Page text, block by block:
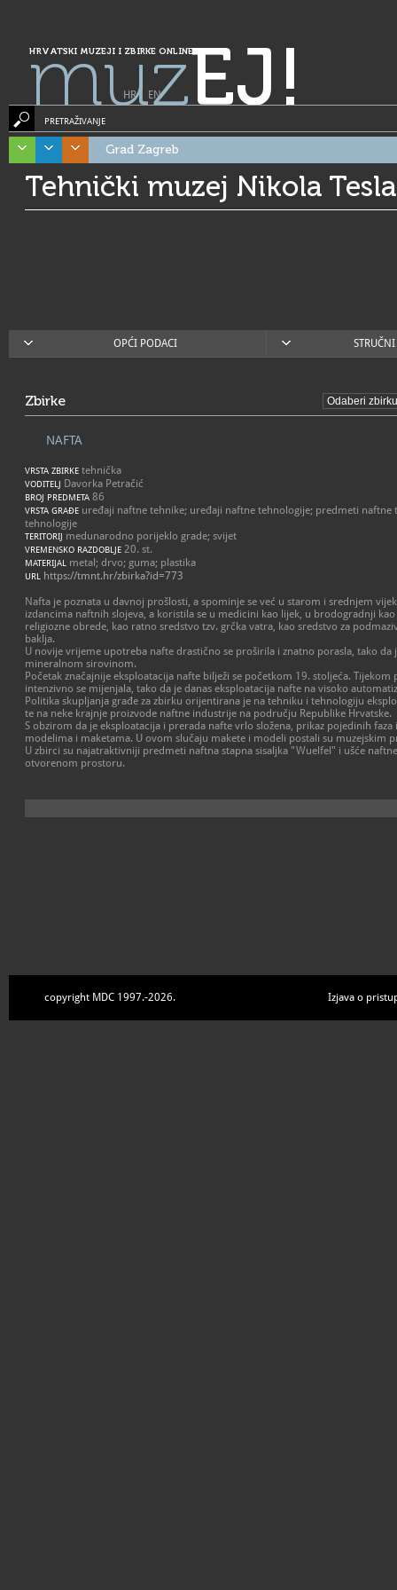
HRVATSKI MUZEJI I ZBIRKE ONLINE
muzEJ!
HR| EN
PRETRAŽIVANJE
Grad Zagreb
Tehnički muzej Nikola Tesla
OPĆI PODACI
Zbirke
NAFTA
VRSTA ZBIRKE tehnička
VODITELJ Davorka Petračić
BROJ PREDMETA 86
VRSTA GRAĐE uređaji naftne tehnike; uređaji naftne tehnologije; predmeti naftne
tehnologije
TERITORIJ medunarodno porijeklo grade; svijet
VREMENSKO RAZDOBLJE 20. st.
MATERIJAL metal; drvo; guma; plastika
URL https://tmnt.hr/zbirka?id=773
Nafta je poznata u davnoj prošlosti, a spominje se već u starom i srednjem
izdancima naftnih slojeva, a koristila se u medicini kao lijek, u brodogradnji
religiozne obrede, kao ratno sredstvo tzv. grčka vatra, kao sredstvo za
baklja.
U novije vrijeme upotreba nafte drastično se proširila i znatno porasla, tako da
mineralnom sirovinom.
Početak značajnije eksploatacija nafte bilježi se početkom 19. stoljeća. Tijekom
intenzivno se mijenjala, tako da je danas eksploatacija nafte na visoko
Politika skupljanja građe za zbirku orijentirana je na tehniku i tehnologiju
te na neke krajnje proizvode naftne industrije na području Republike Hrvatske.
S obzirom da je eksploatacija i prerada nafte vrlo složena, prikaz pojedinih
modelima i maketama. U ovom slučaju makete i modeli postali su muzejskim
U zbirci su najatraktivniji predmeti naftna stapna sisaljka "Wuelfel" i ušće
otvorenom prostoru.
copyright MDC 1997.-2026. Izjava o